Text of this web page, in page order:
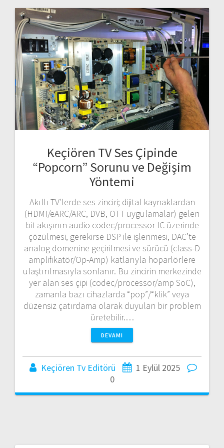
Keçiören TV Ses Çipinde
“Popcorn” Sorunu ve Değişim
Yöntemi
Akıllı TV’lerde ses zinciri; dijital kaynaklardan
(HDMI/eARC/ARC, DVB, OTT uygulamalar) gelen
bit akışının audio codec/processor IC üzerinde
çözülmesi, gerekirse DSP ile işlenmesi, DAC’te
analog domenine geçirilmesi ve sürücü (class-D
amplifikatör/Op-Amp) katlarıyla hoparlörlere
ulaştırılmasıyla sonlanır. Bu zincirin merkezinde
yer alan ses çipi (codec/processor/amp SoC),
zamanla bazı cihazlarda “pop”/“klik” veya
düzensiz çatırdama olarak duyulan bir problem
üretebilir.…
DEVAMI
Keçiören Tv Editörü
1 Eylül 2025
0